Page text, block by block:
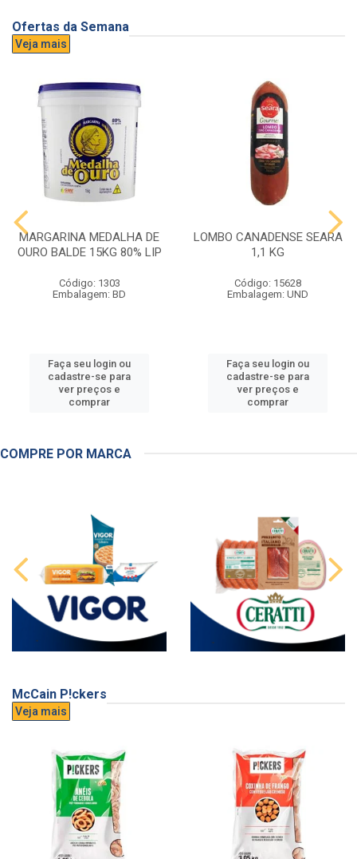
Ofertas da Semana
Veja mais
MARGARINA MEDALHA DE
OURO BALDE 15KG 80% LIP
Código: 1303
Embalagem: BD
Faça seu login ou
cadastre-se para
ver preços e
comprar
LOMBO CANADENSE SEARA
1,1 KG
Código: 15628
Embalagem: UND
Faça seu login ou
cadastre-se para
ver preços e
comprar
COMPRE POR MARCA
McCain P!ckers
Veja mais